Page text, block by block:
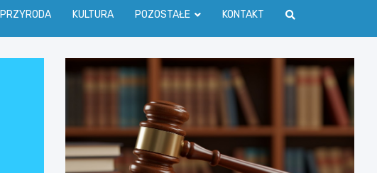
PRZYRODA KULTURA POZOSTAŁE KONTAKT